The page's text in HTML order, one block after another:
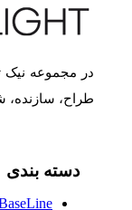
در مجموعه نیک
طراح، سازنده،
دسته بندی